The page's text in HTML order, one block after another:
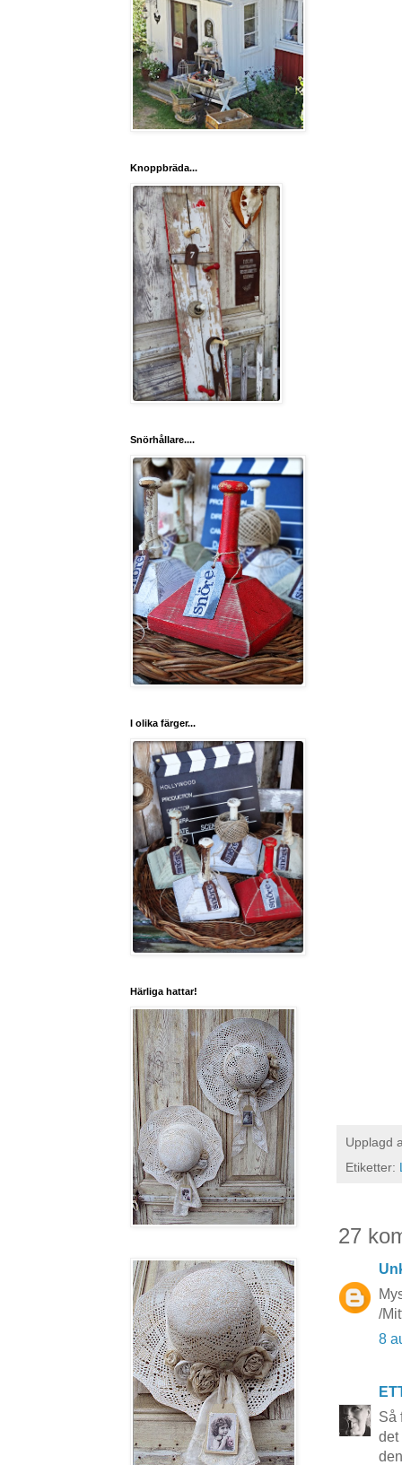
Upplagd
Etiketter:
27
/
8
Så
det
Knoppbräda...
Snörhållare....
I olika färger...
Härliga hattar!